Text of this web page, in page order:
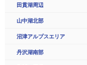
田貫湖周辺
山中湖北部
沼津アルプスエリア
丹沢湖南部